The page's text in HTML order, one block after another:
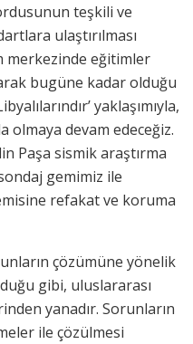
teşkili ve
ulaştırılması
merkezinde eğitimler
bugüne kadar olduğu
yaklaşımıyla,
olmaya devam edeceğiz.
Paşa sismik araştırma
gemimiz ile
refakat ve koruma
çözümüne yönelik
gibi, uluslararası
yanadır. Sorunların
ile çözülmesi